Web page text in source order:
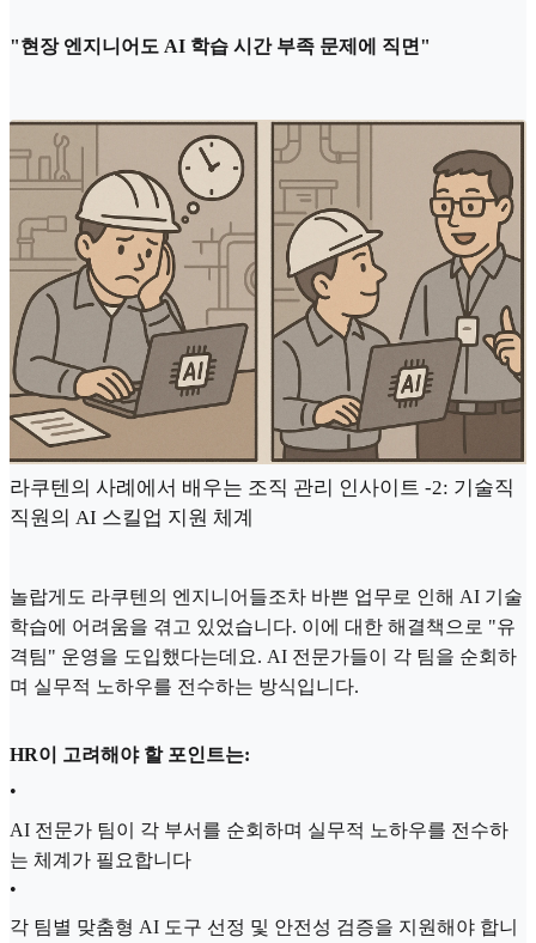
"현장 엔지니어도 AI 학습 시간 부족 문제에 직면"
라쿠텐의 사례에서 배우는 조직 관리 인사이트 -2: 기술직
직원의 AI 스킬업 지원 체계
놀랍게도 라쿠텐의 엔지니어들조차 바쁜 업무로 인해 AI 기술
학습에 어려움을 겪고 있었습니다. 이에 대한 해결책으로 "유
격팀" 운영을 도입했다는데요. AI 전문가들이 각 팀을 순회하
며 실무적 노하우를 전수하는 방식입니다.
HR이 고려해야 할 포인트는:
•
AI 전문가 팀이 각 부서를 순회하며 실무적 노하우를 전수하
는 체계가 필요합니다
•
각 팀별 맞춤형 AI 도구 선정 및 안전성 검증을 지원해야 합니